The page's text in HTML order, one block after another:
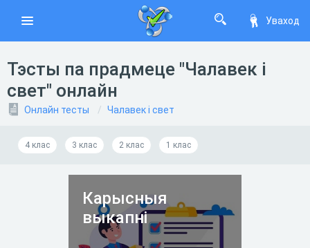
Уваход
Тэсты па прадмеце "Чалавек і
свет" онлайн
Онлайн тесты Чалавек і свет
4 клас 3 клас 2 клас 1 клас
Карысныя
выкапні